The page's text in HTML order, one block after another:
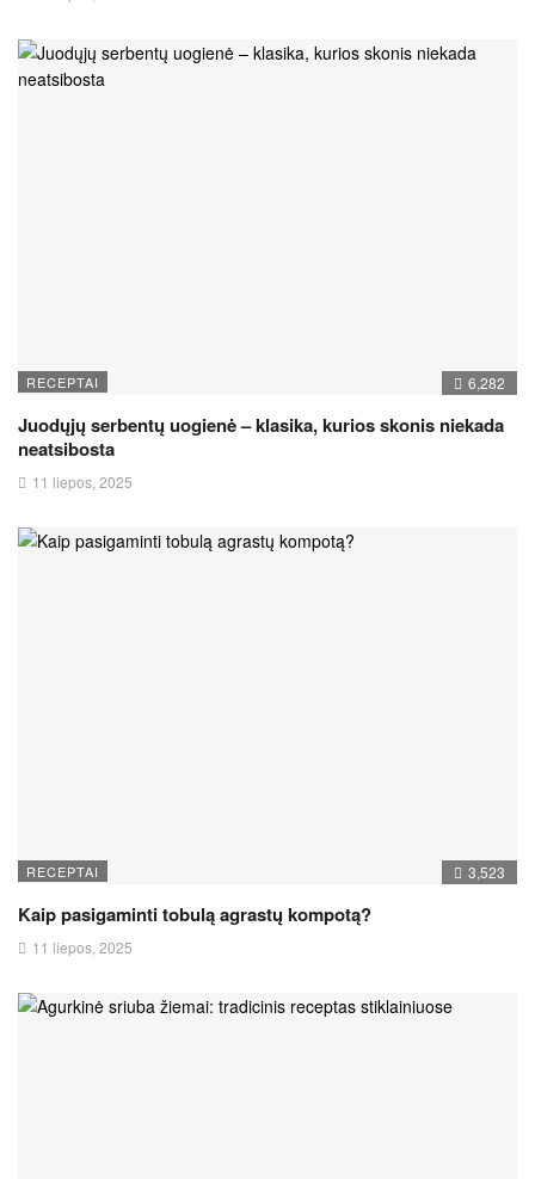
RECEPTAI 6,282
Juodųjų serbentų uogienė – klasika, kurios skonis niekada
neatsibosta
11 liepos, 2025
RECEPTAI 3,523
Kaip pasigaminti tobulą agrastų kompotą?
11 liepos, 2025